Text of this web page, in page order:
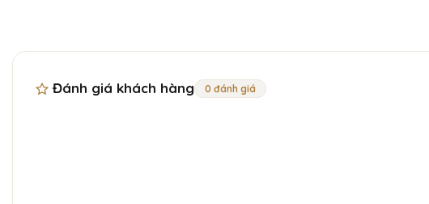
Đánh giá khách hàng 0 đánh giá